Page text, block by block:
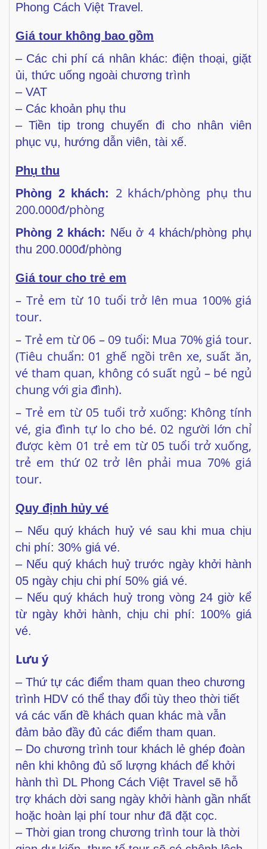
Phong Cách Việt Travel.
Giá tour không bao gồm
– Các chi phí cá nhân khác: điện thoại, giặt
ủi, thức uống ngoài chương trình
– VAT
– Các khoản phụ thu
– Tiền tip trong chuyến đi cho nhân viên
phục vụ, hướng dẫn viên, tài xế.
Phụ thu
Phòng 2 khách: 2 khách/phòng phụ thu
200.000đ/phòng
Phòng 2 khách: Nếu ở 4 khách/phòng phụ
thu 200.000đ/phòng
Giá tour cho trẻ em
– Trẻ em từ 10 tuổi trở lên mua 100% giá
tour.
– Trẻ em từ 06 – 09 tuổi: Mua 70% giá tour.
(Tiêu chuẩn: 01 ghế ngồi trên xe, suất ăn,
vé tham quan, không có suất ngủ – bé ngủ
chung với gia đình).
– Trẻ em từ 05 tuổi trở xuống: Không tính
vé, gia đình tự lo cho bé. 02 người lớn chỉ
được kèm 01 trẻ em từ 05 tuổi trở xuống,
trẻ em thứ 02 trở lên phải mua 70% giá
tour.
Quy định hủy vé
– Nếu quý khách huỷ vé sau khi mua chịu
chi phí: 30% giá vé.
– Nếu quý khách huỷ trước ngày khởi hành
05 ngày chịu chi phí 50% giá vé.
– Nếu quý khách huỷ trong vòng 24 giờ kể
từ ngày khởi hành, chịu chi phí: 100% giá
vé.
Lưu ý
– Thứ tự các điểm tham quan theo chương
trình HDV có thể thay đổi tùy theo thời tiết
vá các vấn đề khách quan khác mà vẫn
đảm bảo đầy đủ các điểm tham quan.
– Do chương trình tour khách lẻ ghép đoàn
nên khi không đủ số lượng khách để khởi
hành thì DL Phong Cách Việt Travel sẽ hỗ
trợ khách dời sang ngày khởi hành gần nhất
hoặc hoàn lại phí tour như đã đặt cọc.
– Thời gian trong chương trình tour là thời